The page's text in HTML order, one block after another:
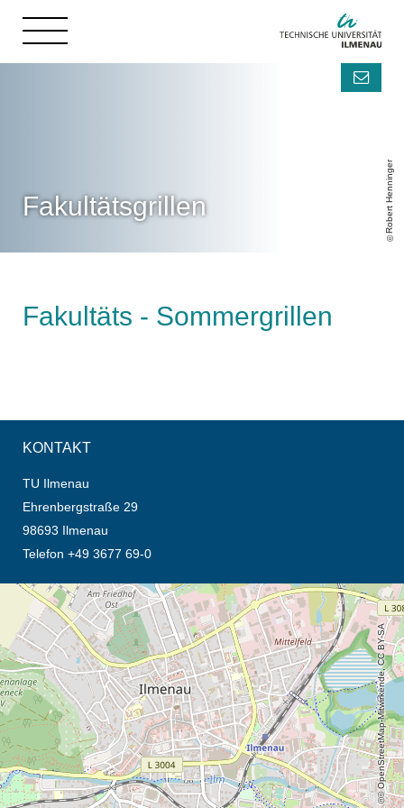
Robert Henninger
Fakultätsgrillen
Fakultäts - Sommergrillen
KONTAKT
TU Ilmenau
Ehrenbergstraße 29
98693 Ilmenau
Telefon +49 3677 69-0
Öffnet die Anfahrtsbeschreibung in neuem Tab (Karte)
© OpenStreetMap-Mitwirkende, CC BY-SA